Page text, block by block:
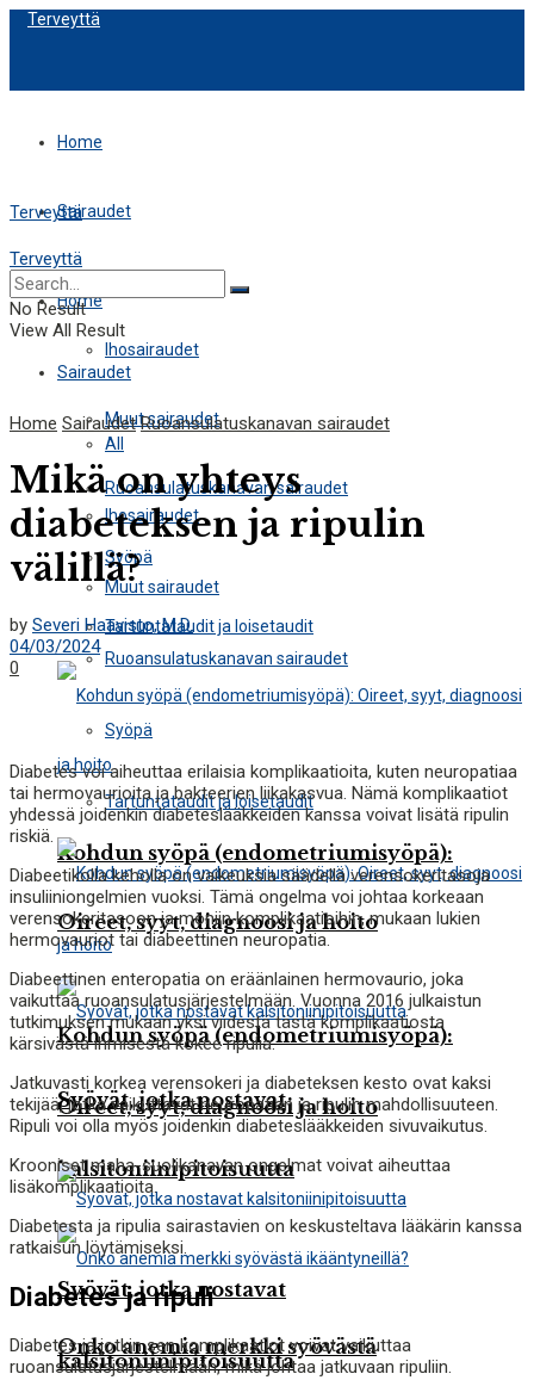
Terveyttä
Home
Sairaudet
Ihosairaudet
Muut sairaudet
Ruoansulatuskanavan sairaudet
Syöpä
Tartuntataudit ja loisetaudit
Kohdun syöpä (endometriumisyöpä):
Oireet, syyt, diagnoosi ja hoito
Syövät, jotka nostavat
kalsitoniinipitoisuutta
Onko anemia merkki syövästä
Terveyttä
Home
Sairaudet
All
Ihosairaudet
Muut sairaudet
Ruoansulatuskanavan sairaudet
Syöpä
Tartuntataudit ja loisetaudit
Kohdun syöpä (endometriumisyöpä):
Oireet, syyt, diagnoosi ja hoito
Syövät, jotka nostavat
kalsitoniinipitoisuutta
Terveyttä
No Result
View All Result
Home Sairaudet Ruoansulatuskanavan sairaudet
Mikä on yhteys
diabeteksen ja ripulin
välillä?
by Severi Haavisto, M.D.
04/03/2024
0
Diabetes voi aiheuttaa erilaisia ​​komplikaatioita, kuten neuropatiaa
tai hermovaurioita ja bakteerien liikakasvua. Nämä komplikaatiot
yhdessä joidenkin diabeteslääkkeiden kanssa voivat lisätä ripulin
riskiä.
Diabeetikolla keholla on vaikeuksia säädellä verensokeritasoja
insuliiniongelmien vuoksi. Tämä ongelma voi johtaa korkeaan
verensokeritasoon ja moniin komplikaatioihin, mukaan lukien
hermovauriot tai diabeettinen neuropatia.
Diabeettinen enteropatia on eräänlainen hermovaurio, joka
vaikuttaa ruoansulatusjärjestelmään. Vuonna 2016 julkaistun
tutkimuksen mukaan yksi viidestä tästä komplikaatiosta
kärsivästä ihmisestä kokee ripulia.
Jatkuvasti korkea verensokeri ja diabeteksen kesto ovat kaksi
tekijää, jotka vaikuttavat neuropatian ja ripulin mahdollisuuteen.
Ripuli voi olla myös joidenkin diabeteslääkkeiden sivuvaikutus.
Krooniset maha-suolikanavan ongelmat voivat aiheuttaa
lisäkomplikaatioita.
Diabetesta ja ripulia sairastavien on keskusteltava lääkärin kanssa
ratkaisun löytämiseksi.
Diabetes ja ripuli
Diabetes ja jotkin sen komplikaatiot voivat vaikuttaa
ruoansulatusjärjestelmään, mikä johtaa jatkuvaan ripuliin.